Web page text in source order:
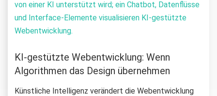
KI-gestützte Webentwicklung: Wenn
Algorithmen das Design übernehmen
Künstliche Intelligenz verändert die Webentwicklung